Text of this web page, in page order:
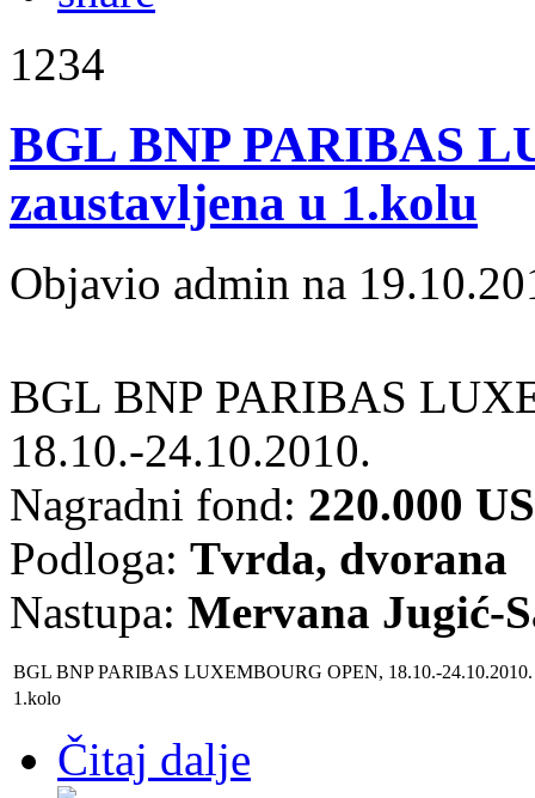
1234
BGL BNP PARIBAS
zaustavljena u 1.kolu
Objavio admin na
BGL BNP PARIBAS
18.10.-24.10.2010.
Nagradni fond: 220.000
Podloga: Tvrda, dvorana
Nastupa: Mervana Jugić-
BGL BNP PARIBAS LUXEMBOURG OPEN, 18.10.-
1.kolo
Čitaj dalje